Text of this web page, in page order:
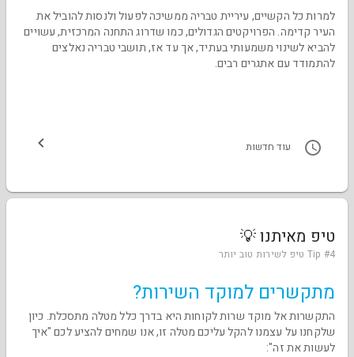
למרות כל הקשיים, עיריית טבריה ממשיכה לפעול ולנסות להוביל את
העיר קדימה. הפרויקטים הגדולים, כמו שדרוג התחנה המרכזית, עשויים
להביא לשינוי משמעותי בעתיד, אך עד אז, תושבי טבריה נאלצים
להתמודד עם אתגרים רבים.
עוד חדשות
טיפ מאיתנו 💡
Tip #4 טיפ לשירות טוב יותר
מתקשרים למוקד השירות?
התקשרות אל מוקד שרות לקוחות היא בדרך כלל מטלה מתסכלת. כיון
שלקחנו על עצמנו להקל עליכם מטלה זו, אנו שמחים להציע לכם "איך
לעשות את זה":